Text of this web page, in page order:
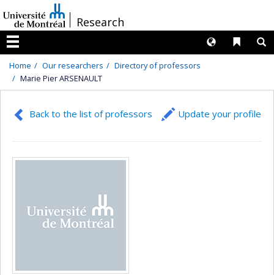
au
contenu
/Research
Menu
Liens
Langues
Home Our researchers
Directory of professors
Marie Pier ARSENAULT
Back to the list of professors Update your profile